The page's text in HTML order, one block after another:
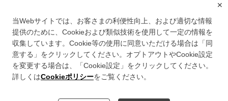
メルマガ
このWebサイトは、首都高速道路株式会社により運営されております。
当Webサイトでは、お客さまの利便性向上、および適切な情報
提供のために、Cookieおよび類似技術を使用して一定の情報を
収集しています。Cookie等の使用に同意いただける場合は「同
意する」をクリックしてください。オプトアウトやCookie設定
を変更する場合は、「Cookie設定」をクリックしてください。
詳しくはCookieポリシーをご覧ください。
✕